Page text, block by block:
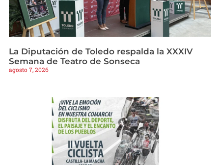
La Diputación de Toledo respalda la XXXIV
Semana de Teatro de Sonseca
agosto 7, 2026